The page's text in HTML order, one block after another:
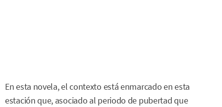
En esta novela, el contexto está enmarcado en esta
estación que, asociado al periodo de pubertad que